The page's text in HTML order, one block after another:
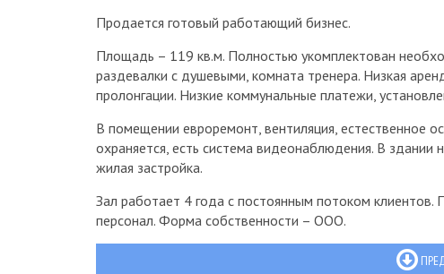
Продается готовый работающий бизнес.
Площадь – 119 кв.м. Полностью укомплектован
раздевалки с душевыми, комната тренера. Низкая
пролонгации. Низкие коммунальные платежи,
В помещении евроремонт, вентиляция, естественное
охраняется, есть система видеонаблюдения. В здании
жилая застройка.
Зал работает 4 года с постоянным потоком
персонал. Форма собственности – ООО.